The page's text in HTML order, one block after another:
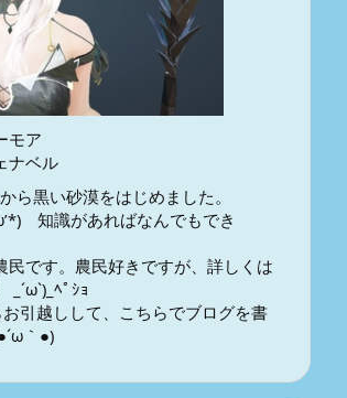
モア
ナベル
ら黒い砂漠をはじめました。
知識があればなんでもでき
民です。農民好きですが、詳しくは
ﾍﾟｼｮ
お引越しして、こちらでブログを書
｀●)